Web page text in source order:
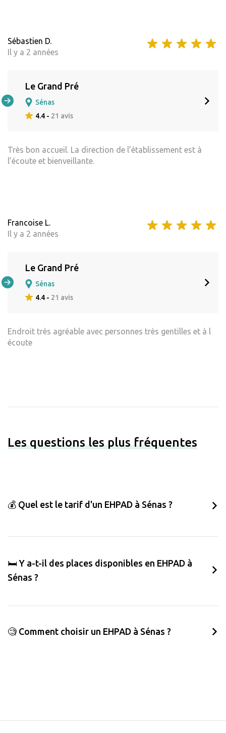
Sébastien D.
Il y a 2 années
Le Grand Pré
Sénas
4.4 - 21 avis
Très bon accueil. La direction de l’établissement est à
l’écoute et bienveillante.
Francoise L.
Il y a 2 années
Le Grand Pré
Sénas
4.4 - 21 avis
Endroit très agréable avec personnes très gentilles et à l
écoute
Les questions les plus fréquentes
💰 Quel est le tarif d'un EHPAD à Sénas ?
🛏️ Y a-t-il des places disponibles en EHPAD à
Sénas ?
🧐 Comment choisir un EHPAD à Sénas ?